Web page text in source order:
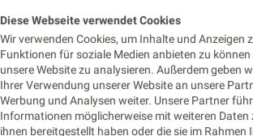
Diese Webseite verwendet Cookies
Wir verwenden Cookies, um Inhalte und Anzeigen
Funktionen für soziale Medien anbieten zu
unsere Website zu analysieren. Außerdem geben
Ihrer Verwendung unserer Website an unsere
Werbung und Analysen weiter. Unsere Partner
Informationen möglicherweise mit weiteren Daten
ihnen bereitgestellt haben oder die sie im Rahmen
Vertriebsgespräche haben den interessanten
man die eigenen Inhalte reflektiert. Im
Gespräches haben wir eine Auswahl…